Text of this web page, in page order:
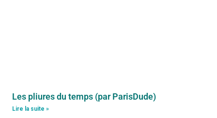
Les pliures du temps (par ParisDude)
Lire la suite »